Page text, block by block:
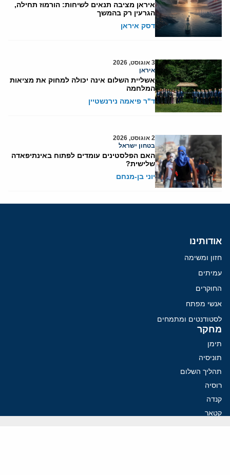
איראן מציבה תנאים לשיחות: הורמוז תחילה,
הגרעין רק בהמשך
דסק איראן
3 אוגוסט, 2026
איראן
אשליית השלום אינה יכולה למחוק את מציאות
המלחמה
ד"ר פיאמה נירנשטיין
2 אוגוסט, 2026
בטחון ישראל
האם הפלסטינים עומדים לפתוח באינתיפאדה
שלישית?
יוני בן-מנחם
אודותינו
חזון ומשימה
עמיתים
החוקרים
אנשי מפתח
לסטודנטים ומתמחים
מחקר
תימן
תוניסיה
תהליך השלום
רוסיה
קנדה
קטאר